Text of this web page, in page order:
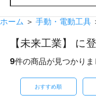
ホーム ＞ 手動・電動工具
【未来工業】 に
9件の商品が見つかりま
おすすめ順